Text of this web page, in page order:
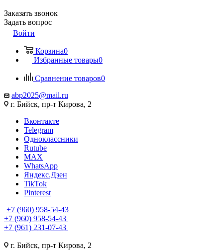
Заказать звонок
Задать вопрос
Войти
Корзина0
Избранные товары0
Сравнение товаров0
abp2025@mail.ru
г. Бийск, пр-т Кирова, 2
Вконтакте
Telegram
Одноклассники
Rutube
MAX
WhatsApp
Яндекс.Дзен
TikTok
Pinterest
+7 (960) 958-54-43
+7 (960) 958-54-43
+7 (961) 231-07-43
г. Бийск, пр-т Кирова, 2